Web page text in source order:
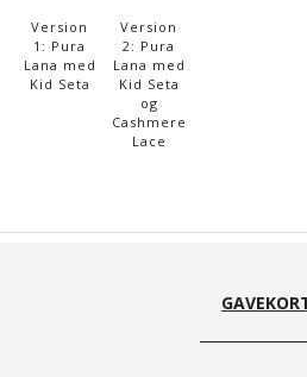
Version
1: Pura
Lana med
Kid Seta
Version
2: Pura
Lana med
Kid Seta
og
Cashmere
Lace